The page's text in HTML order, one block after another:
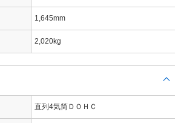
1,645mm
2,020kg
直列4気筒ＤＯＨＣ